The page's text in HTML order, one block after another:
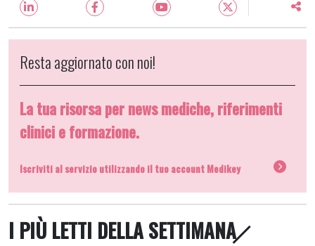
Resta aggiornato con noi!
La tua risorsa per news mediche, riferimenti
clinici e formazione.
Iscriviti al servizio utilizzando il tuo account Medikey
I PIÙ LETTI DELLA SETTIMANA